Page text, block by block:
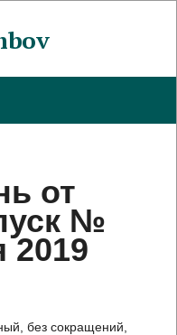
от
№
2019
без сокращений,